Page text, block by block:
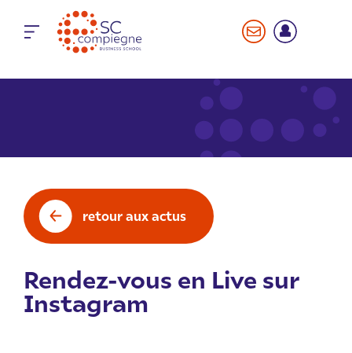
retour aux actus
Rendez-vous en Live sur
Instagram